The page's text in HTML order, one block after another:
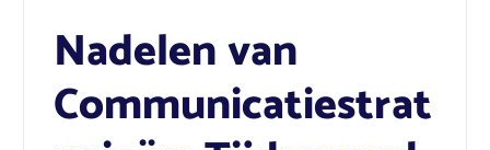
Nadelen van
Communicatiestrat